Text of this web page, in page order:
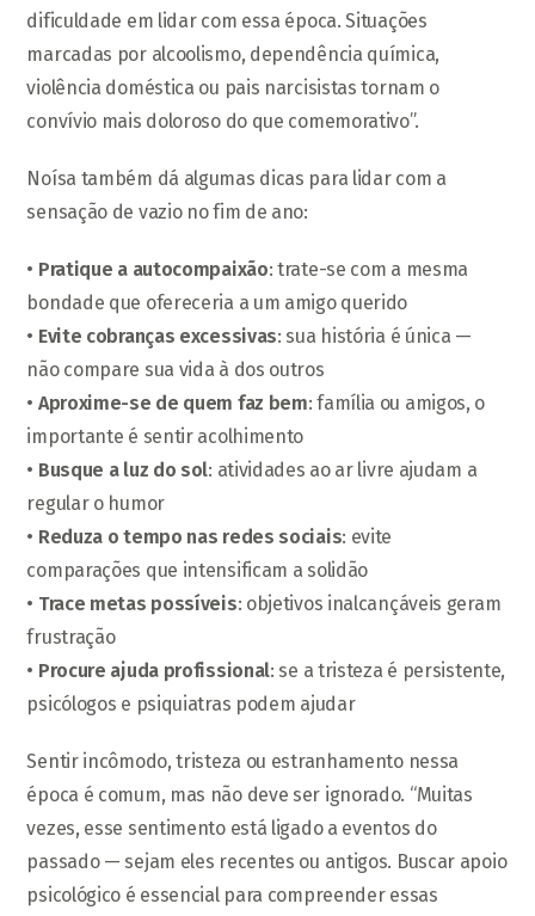
dificuldade em lidar com essa época. Situações
marcadas por alcoolismo, dependência química,
violência doméstica ou pais narcisistas tornam o
convívio mais doloroso do que comemorativo”.
Noísa também dá algumas dicas para lidar com a
sensação de vazio no fim de ano:
• Pratique a autocompaixão: trate-se com a mesma
bondade que ofereceria a um amigo querido
• Evite cobranças excessivas: sua história é única —
não compare sua vida à dos outros
• Aproxime-se de quem faz bem: família ou amigos, o
importante é sentir acolhimento
• Busque a luz do sol: atividades ao ar livre ajudam a
regular o humor
• Reduza o tempo nas redes sociais: evite
comparações que intensificam a solidão
• Trace metas possíveis: objetivos inalcançáveis geram
frustração
• Procure ajuda profissional: se a tristeza é persistente,
psicólogos e psiquiatras podem ajudar
Sentir incômodo, tristeza ou estranhamento nessa
época é comum, mas não deve ser ignorado. “Muitas
vezes, esse sentimento está ligado a eventos do
passado — sejam eles recentes ou antigos. Buscar apoio
psicológico é essencial para compreender essas